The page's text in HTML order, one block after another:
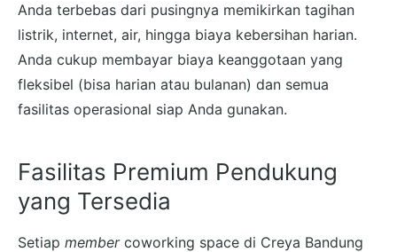
Anda terbebas dari pusingnya memikirkan tagihan
listrik, internet, air, hingga biaya kebersihan harian.
Anda cukup membayar biaya keanggotaan yang
fleksibel (bisa harian atau bulanan) dan semua
fasilitas operasional siap Anda gunakan.
Fasilitas Premium Pendukung
yang Tersedia
Setiap membercoworking space di Creya Bandung